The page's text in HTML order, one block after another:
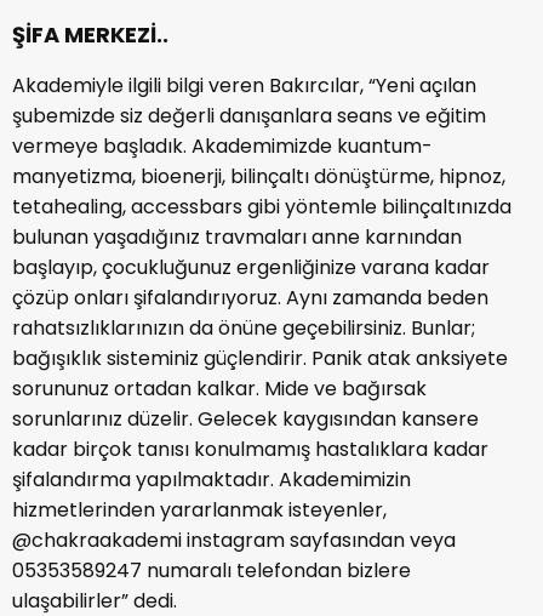
ŞİFA MERKEZİ..
Akademiyle ilgili bilgi veren Bakırcılar, “Yeni açılan
şubemizde siz değerli danışanlara seans ve eğitim
vermeye başladık. Akademimizde kuantum-
manyetizma, bioenerji, bilinçaltı dönüştürme, hipnoz,
tetahealing, accessbars gibi yöntemle bilinçaltınızda
bulunan yaşadığınız travmaları anne karnından
başlayıp, çocukluğunuz ergenliğinize varana kadar
çözüp onları şifalandırıyoruz. Aynı zamanda beden
rahatsızlıklarınızın da önüne geçebilirsiniz. Bunlar;
bağışıklık sisteminiz güçlendirir. Panik atak anksiyete
sorununuz ortadan kalkar. Mide ve bağırsak
sorunlarınız düzelir. Gelecek kaygısından kansere
kadar birçok tanısı konulmamış hastalıklara kadar
şifalandırma yapılmaktadır. Akademimizin
hizmetlerinden yararlanmak isteyenler,
@chakraakademi instagram sayfasından veya
05353589247 numaralı telefondan bizlere
ulaşabilirler” dedi.